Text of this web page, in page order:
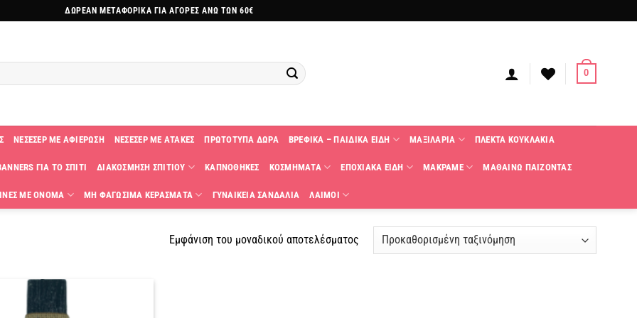
ΔΩΡΕΑΝ ΜΕΤΑΦΟΡΙΚΑ ΓΙΑ ΑΓΟΡΕΣ ΑΝΩ ΤΩΝ 60€
0
ΝΕΣΕΣΕΡ ΜΕ ΑΦΙΕΡΩΣΗ ΝΕΣΕΣΕΡ ΜΕ ΑΤΑΚΕΣ ΠΡΩΤΟΤΥΠΑ ΔΩΡΑ ΒΡΕΦΙΚΑ – ΠΑΙΔΙΚΑ ΕΙΔΗ ΜΑΞΙΛΑΡΙΑ ΠΛΕΚΤΑ KΟΥΚΛΑΚΙΑ
ΓΙΑ ΤΟ ΣΠΙΤΙ ΔΙΑΚΟΣΜΗΣΗ ΣΠΙΤΙΟΥ ΚΑΠΝΟΘΗΚΕΣ ΚΟΣΜΗΜΑΤΑ ΕΠΟΧΙΑΚΑ ΕΙΔΗ ΜΑΚΡΑΜΕ ΜΑΘΑΙΝΩ ΠΑΙΖΟΝΤΑΣ
ΜΕ ΟΝΟΜΑ ΜΗ ΦΑΓΩΣΙΜΑ ΚΕΡΑΣΜΑΤΑ ΓΥΝΑΙΚΕΙΑ ΣΑΝΔΑΛΙΑ ΛΑΙΜΟΙ
Εμφάνιση του μοναδικού αποτελέσματος